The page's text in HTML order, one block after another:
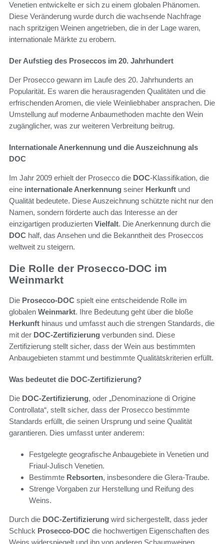
Venetien entwickelte er sich zu einem globalen Phänomen.
Diese Veränderung wurde durch die wachsende Nachfrage
nach spritzigen Weinen angetrieben, die in der Lage waren,
internationale Märkte zu erobern.
Der Aufstieg des Proseccos im 20. Jahrhundert
Der Prosecco gewann im Laufe des 20. Jahrhunderts an
Popularität. Es waren die herausragenden Qualitäten und die
erfrischenden Aromen, die viele Weinliebhaber ansprachen. Die
Umstellung auf moderne Anbaumethoden machte den Wein
zugänglicher, was zur weiteren Verbreitung beitrug.
Internationale Anerkennung und die Auszeichnung als
DOC
Im Jahr 2009 erhielt der Prosecco die DOC-Klassifikation, die
eine internationale Anerkennung seiner Herkunft und
Qualität bedeutete. Diese Auszeichnung schützte nicht nur den
Namen, sondern förderte auch das Interesse an der
einzigartigen produzierten Vielfalt. Die Anerkennung durch die
DOC half, das Ansehen und die Bekanntheit des Proseccos
weltweit zu steigern.
Die Rolle der Prosecco-DOC im
Weinmarkt
Die Prosecco-DOC spielt eine entscheidende Rolle im
globalen Weinmarkt. Ihre Bedeutung geht über die bloße
Herkunft hinaus und umfasst auch die strengen Standards, die
mit der DOC-Zertifizierung verbunden sind. Diese
Zertifizierung stellt sicher, dass der Wein aus bestimmten
Anbaugebieten stammt und bestimmte Qualitätskriterien erfüllt.
Was bedeutet die DOC-Zertifizierung?
Die DOC-Zertifizierung, oder „Denominazione di Origine
Controllata“, stellt sicher, dass der Prosecco bestimmte
Standards erfüllt, die seinen Ursprung und seine Qualität
garantieren. Dies umfasst unter anderem:
Festgelegte geografische Anbaugebiete in Venetien und
Friaul-Julisch Venetien.
Bestimmte Rebsorten, insbesondere die Glera-Traube.
Strenge Vorgaben zur Herstellung und Reifung des
Weins.
Durch die DOC-Zertifizierung wird sichergestellt, dass jeder
Schluck Prosecco-DOC die hochwertigen Eigenschaften des
Weins widerspiegelt und ihn von anderen Schaumweinen